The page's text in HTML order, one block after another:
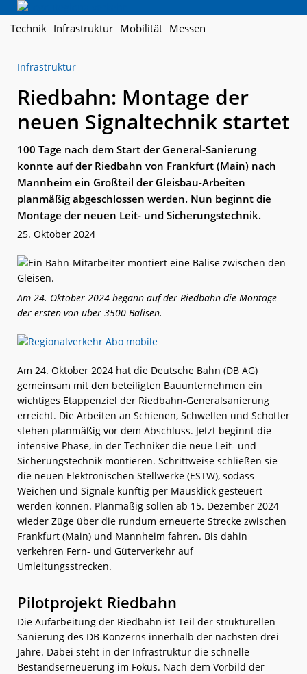
Skip
Skip
Skip
Regionalverkehr
Die
den
Personennahverkehr
Technik Infrastruktur Mobilität Messen
Infrastruktur
Riedbahn: Montage der
neuen Signaltechnik startet
100 Tage nach dem Start der General-Sanierung
konnte auf der Riedbahn von Frankfurt (Main) nach
Mannheim ein Großteil der Gleisbau-Arbeiten
planmäßig abgeschlossen werden. Nun beginnt die
Montage der neuen Leit- und Sicherungstechnik.
25. Oktober 2024
Am 24. Oktober 2024 begann auf der Riedbahn die Montage
der ersten von über 3500 Balisen.
Am 24. Oktober 2024 hat die Deutsche Bahn (DB AG)
gemeinsam mit den beteiligten Bauunternehmen ein
wichtiges Etappenziel der Riedbahn-Generalsanierung
erreicht. Die Arbeiten an Schienen, Schwellen und Schotter
stehen planmäßig vor dem Abschluss. Jetzt beginnt die
intensive Phase, in der Techniker die neue Leit- und
Sicherungstechnik montieren. Schrittweise schließen sie
die neuen Elektronischen Stellwerke (ESTW), sodass
Weichen und Signale künftig per Mausklick gesteuert
werden können. Planmäßig sollen ab 15. Dezember 2024
wieder Züge über die rundum erneuerte Strecke zwischen
Frankfurt (Main) und Mannheim fahren. Bis dahin
verkehren Fern- und Güterverkehr auf
Umleitungsstrecken.
Pilotprojekt Riedbahn
Die Aufarbeitung der Riedbahn ist Teil der strukturellen
Sanierung des DB-Konzerns innerhalb der nächsten drei
Jahre. Dabei steht in der Infrastruktur die schnelle
Bestandserneuerung im Fokus. Nach dem Vorbild der